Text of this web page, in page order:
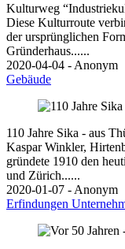
Kulturweg
Diese Kulturroute
der ursprünglichen
Gründerhaus......
2020-04-04 - Anonym
Gebäude
110 Jahre Sika - aus
Kaspar Winkler,
gründete 1910 den
und Zürich......
2020-01-07 - Anonym
Erfindungen